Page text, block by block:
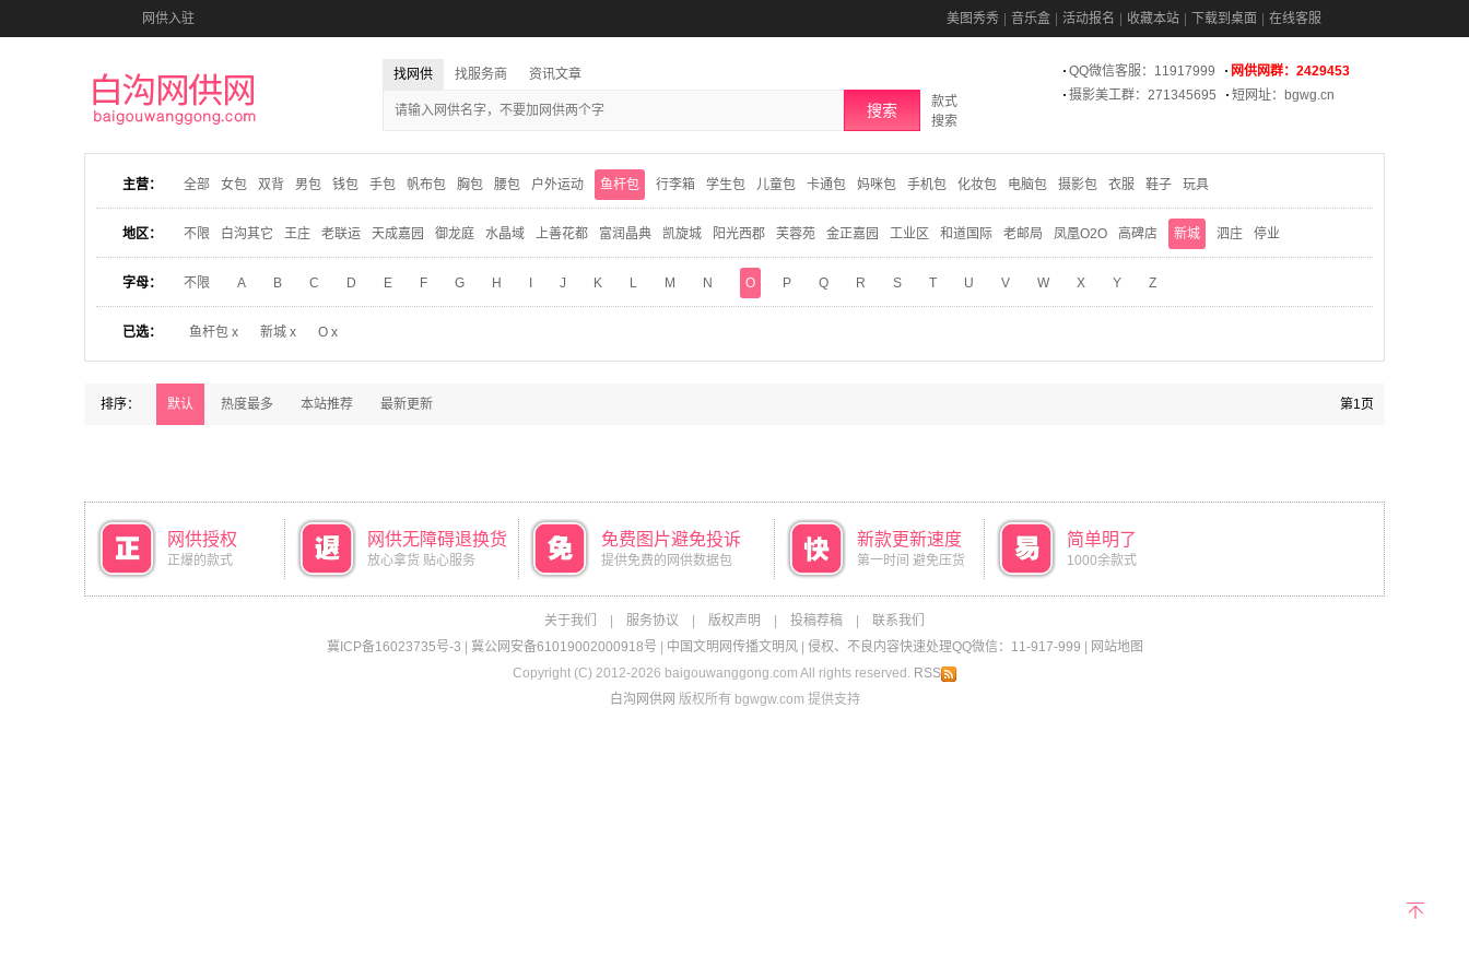
网供入驻 美图秀秀 音乐盒 活动报名 收藏本站 下载到桌面 在线客服
找网供 找服务商 资讯文章
搜索
款式
搜索
QQ微信客服：11917999
网供网群：2429453
摄影美工群：271345695
短网址：bgwg.cn
主营： 全部 女包 双背 男包 钱包 手包 帆布包 胸包 腰包 户外运动 鱼杆包 行李箱 学生包 儿童包 卡通包 妈咪包 手机包 化妆包 电脑包 摄影包 衣服 鞋子 玩具
地区： 不限 白沟其它 王庄 老联运 天成嘉园 御龙庭 水晶域 上善花都 富润晶典 凯旋城 阳光西郡 芙蓉苑 金正嘉园 工业区 和道国际 老邮局 凤凰O2O 高碑店 新城 泗庄 停业
字母： 不限 A B C D E F G H J K L M N O P Q R S T U V W X Y Z
已选： 鱼杆包 x 新城 x O x
排序： 默认 热度最多 本站推荐 最新更新 第1页
网供授权
正爆的款式
网供无障碍退换货
放心拿货 贴心服务
免费图片避免投诉
提供免费的网供数据包
新款更新速度
第一时间 避免压货
简单明了
1000余款式
关于我们 服务协议 版权声明 投稿荐稿
联系我们
冀ICP备16023735号-3
冀公网安备61019002000918号 中国文明网传播文明风| 侵权、不良内容快速处理QQ微信：11-917-999
网站地图
Copyright (C) 2012-2026 baigouwanggong.com All rights reserved. RSS
白沟网供网 版权所有 bgwgw.com 提供支持